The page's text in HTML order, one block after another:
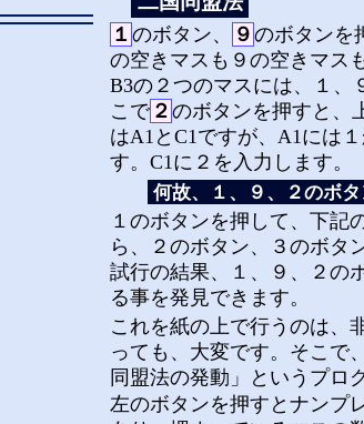
１ のボタン、 ９ のボタンを
の空きマスも９の空きマス
B3の２つのマスには、１、
こで ２ のボタンを押すと、
はA1とC1ですが、A1には
す。C1に２を入力します。
何故、１、９、２のボタ
１のボタンを押して、下記
ら、２のボタン、３のボタ
試行の結果、１、９、２の
る事を発見できます。
これを紙の上で行うのは、
っても、大変です。そこで
同盟法の発動」というプロ
左のボタンを押すとナンプ